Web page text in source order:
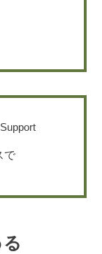
Support
で